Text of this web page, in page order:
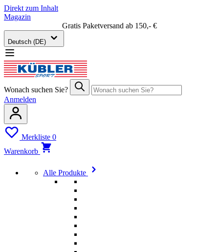
Direkt zum Inhalt
Magazin
Gratis Paketversand ab 150,- €
Deutsch (DE)
Wonach suchen Sie?
Anmelden
Merkliste 0
Warenkorb
Alle Produkte